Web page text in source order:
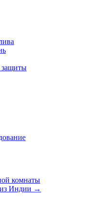
защиты
комнаты
Индии →